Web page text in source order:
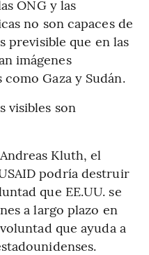
ONG y las
no son capaces de
previsible que en las
imágenes
Gaza y Sudán.
visibles son
Kluth, el
podría destruir
que EE.UU. se
a largo plazo en
que ayuda a